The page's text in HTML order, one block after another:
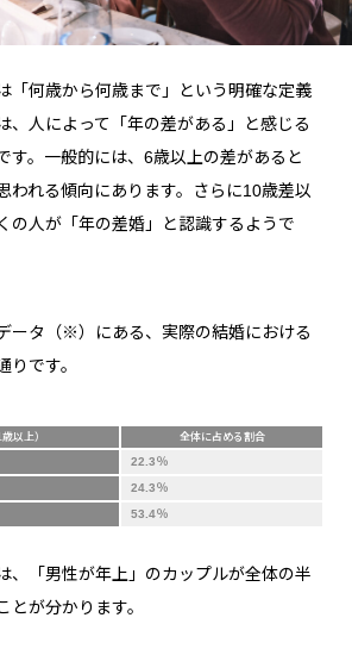
「何歳から何歳まで」という明確な定義
、人によって「年の差がある」と感じる
す。一般的には、6歳以上の差があると
われる傾向にあります。さらに10歳差以
の人が「年の差婚」と認識するようで
ータ（※）にある、実際の結婚における
りです。
以上）
全体に占める割合
22.3％
24.3％
53.4％
、「男性が年上」のカップルが全体の半
とが分かります。